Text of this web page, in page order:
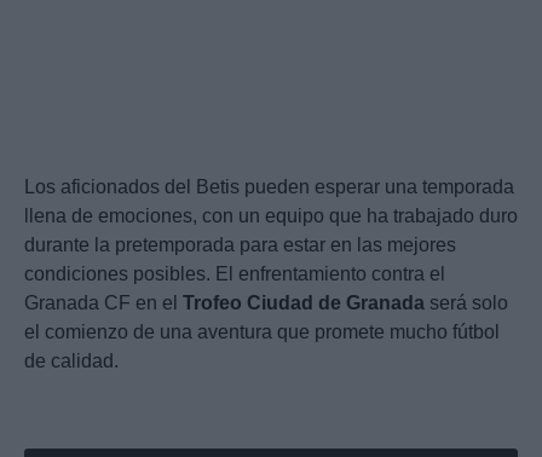
Los aficionados del Betis pueden esperar una temporada
llena de emociones, con un equipo que ha trabajado duro
durante la pretemporada para estar en las mejores
condiciones posibles. El enfrentamiento contra el
Granada CF en el Trofeo Ciudad de Granada será solo
el comienzo de una aventura que promete mucho fútbol
de calidad.